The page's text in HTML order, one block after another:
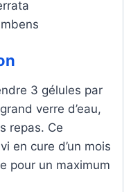
3 gélules par
verre d’eau,
repas. Ce
en cure d’un mois
pour un maximum